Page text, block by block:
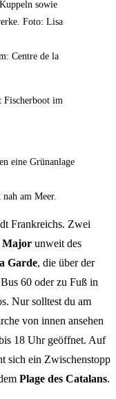
Centre de la
am Meer.
Frankreichs. Zwei
Major unweit des
Garde, die über der
60 oder zu Fuß in
Nur solltest du am
von innen ansehen
18 Uhr geöffnet. Auf
sich ein Zwischenstopp
Plage des Catalans.